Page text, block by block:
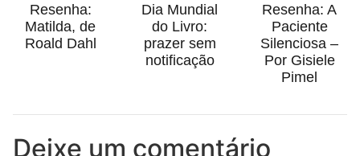
Resenha:
Matilda, de
Roald Dahl
Dia Mundial
do Livro:
prazer sem
notificação
Resenha: A
Paciente
Silenciosa –
Por Gisiele
Pimel
Deixe um comentário